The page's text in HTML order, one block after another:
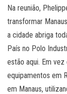
Na reunião,
transformar
a cidade abriga
País no Polo
estão aqui. Em
equipamentos em
em Manaus,